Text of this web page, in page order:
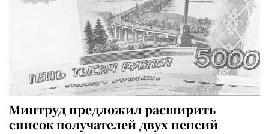
Минтруд предложил расширить
список получателей двух пенсий